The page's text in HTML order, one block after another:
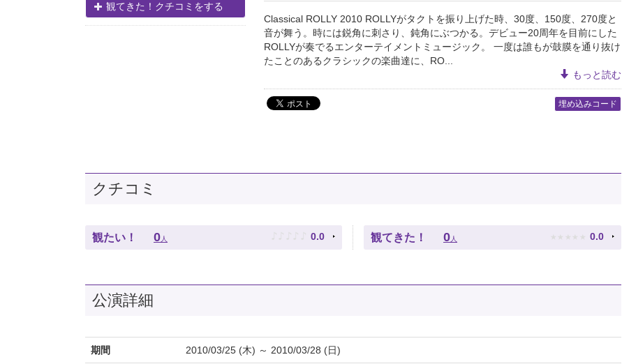
観てきた！クチコミをする
Classical ROLLY 2010 ROLLYがタクトを振り上げた時、30度、150度、270度と
音が舞う。時には鋭角に刺さり、鈍角にぶつかる。デビュー20周年を目前にした
ROLLYが奏でるエンターテイメントミュージック。 一度は誰もが鼓膜を通り抜け
たことのあるクラシックの楽曲達に、RO...
もっと読む
埋め込みコード
クチコミ
観たい！ 0 人 ♪ ♪ ♪ ♪ ♪ 0.0 観てきた！ 0 人 ★ ★ ★ ★ ★ 0.0
公演詳細
期間 2010/03/25 (木) ～ 2010/03/28 (日)